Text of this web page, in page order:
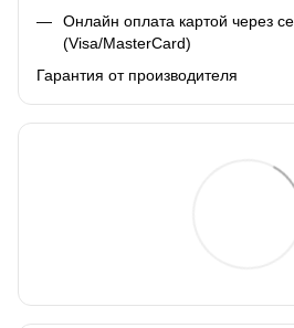
Онлайн оплата картой через
(Visa/MasterCard)
Гарантия от производителя